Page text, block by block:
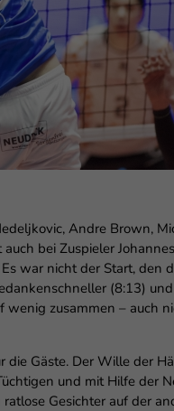
Andre Brown,
bei Zuspieler
war nicht der Start, den
(8:13)
zusammen – auch
Gäste. Der Wille der
und mit Hilfe der
Gesichter auf der
Externe
standardmäßig
der Zugriff auf
Impressum